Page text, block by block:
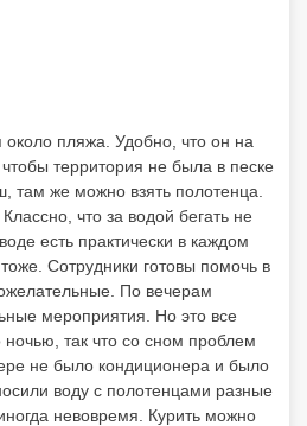
пляжа. Удобно, что он на
территория не была в песке
там же можно взять полотенца.
что за водой бегать не
есть практически в каждом
Сотрудники готовы помочь в
По вечерам
мероприятия. Но это все
ночью, так что со сном проблем
не было кондиционера и было
воду с полотенцами разные
невовремя. Курить можно